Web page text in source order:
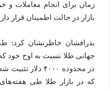
زمان برای انجام معاملات
بازار در حالت اطمینان قرار
بذرافشان خاطرنشان کرد:
در محدوده ۴۰۰۰
که در بازار طلا طی